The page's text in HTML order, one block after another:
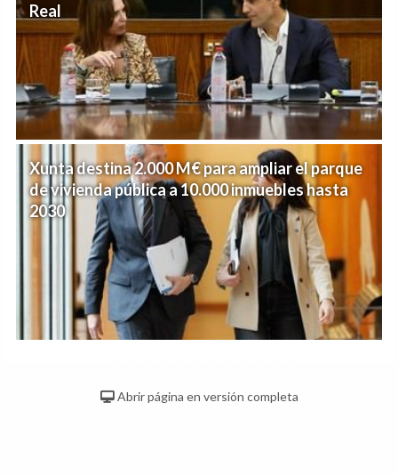
Real
Xunta destina 2.000 M€ para ampliar el parque
de vivienda pública a 10.000 inmuebles hasta
2030
Abrir página en versión completa